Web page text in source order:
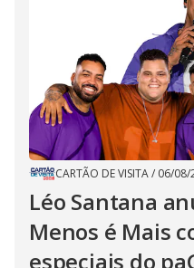
CARTÃO DE VISITA/ 06/08/
Léo Santana
Menos é Mais
especiais do